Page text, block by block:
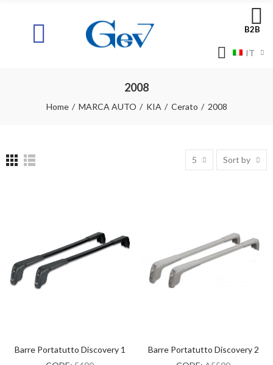
B2B
IT
2008
Home MARCA AUTO KIA Cerato 2008
5 Sort by
Barre Portatutto Discovery 1
Barre Portatutto Discovery 2